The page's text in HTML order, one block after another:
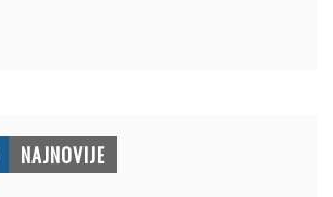
NAJNOVIJE